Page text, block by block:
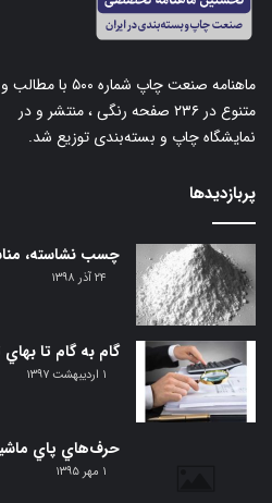
ماهنامه صنعت چاپ شماره ۵۰۰
متنوع در ۲۳۶ صفحه رنگی ، منتشر و در
نمایشگاه چاپ و بسته‌بندی توزیع شد.
پربازدیدها
چسب نشاسته،
۲۴ آذر ۱۳۹۸
گام‌ به گام تا
۱ اردیبهشت ۱۳۹۷
حرف‌هاي پاي
۱ مهر ۱۳۹۵